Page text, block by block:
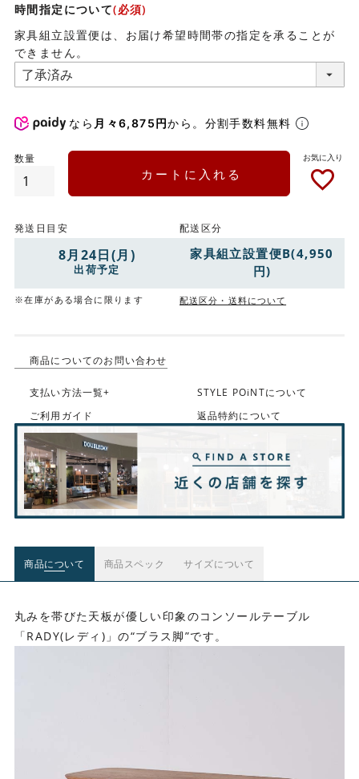
時間指定について(必須)
家具組立設置便は、お届け希望時間帯の指定を承ることが
できません。
なら 月々6,875円から。分割手数料無料
カートに入れる
発送日目安
8月24日(月)
出荷予定
※在庫がある場合に限ります
配送区分
家具組立設置便B(4,950
円)
配送区分・送料について
商品についてのお問い合わせ
支払い方法一覧+
STYLE POiNTについて
ご利用ガイド
返品特約について
商品について 商品スペック サイズについて
丸みを帯びた天板が優しい印象のコンソールテーブル
「RADY(レディ)」の“ブラス脚”です。